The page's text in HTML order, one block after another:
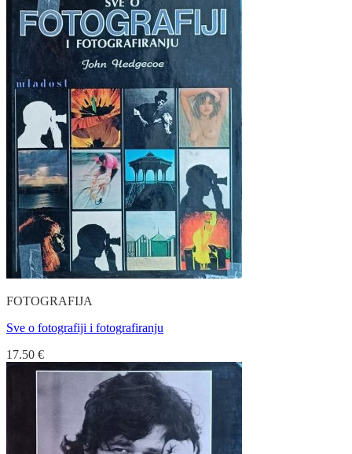
FOTOGRAFIJA
Sve o fotografiji i fotografiranju
17.50 €